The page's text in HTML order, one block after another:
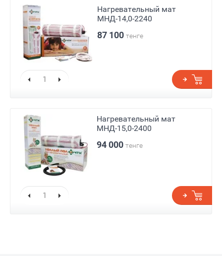
Нагревательный мат
МНД-14,0-2240
87 100 тенге
Нагревательный мат
МНД-15,0-2400
94 000 тенге